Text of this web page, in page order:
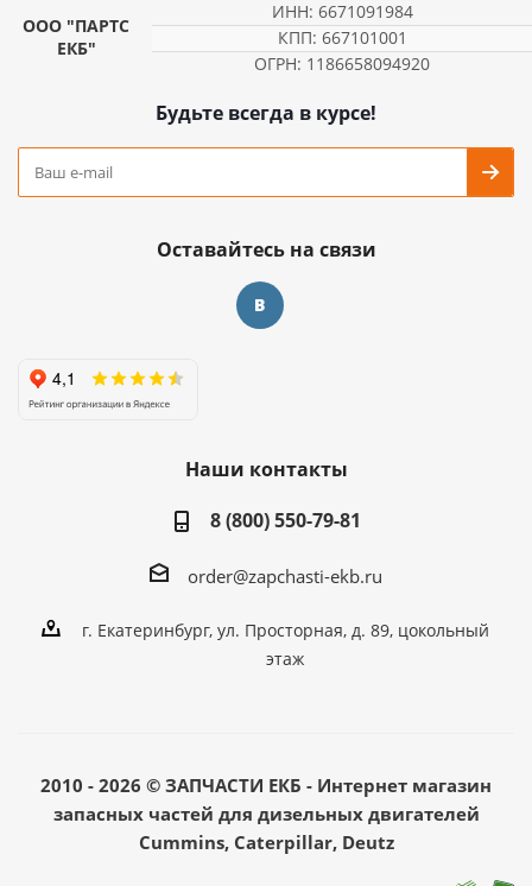
ООО "ПАРТС
ЕКБ"
ИНН: 6671091984
КПП: 667101001
ОГРН: 1186658094920
Будьте всегда в курсе!
Оставайтесь на связи
Наши контакты
8 (800) 550-79-81
order@zapchasti-ekb.ru
г. Екатеринбург, ул. Просторная, д. 89, цокольный
этаж
2010 - 2026 © ЗАПЧАСТИ ЕКБ - Интернет магазин
запасных частей для дизельных двигателей
Cummins, Caterpillar, Deutz